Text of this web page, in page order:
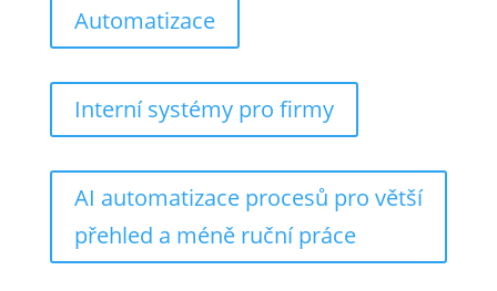
Automatizace
Interní systémy pro firmy
AI automatizace procesů pro větší
přehled a méně ruční práce